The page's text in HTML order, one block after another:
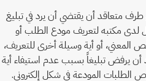
متعاقد أن يقتضي أن يرد في تبليغ
لدى مكتبه لتعريف مودع الطلب أو
أو أية وسيلة أخرى للتعريف،
يرفض تبليغاً بسبب عدم استيفاء أية
المودعة في شكل إلكتروني.